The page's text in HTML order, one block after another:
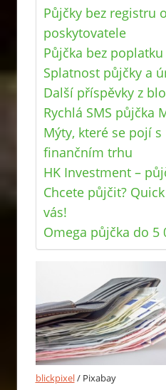
Půjčky bez registru
poskytovatele
Půjčka bez
Splatnost půjčky a
Další příspěvky z
Rychlá SMS půjčka
Mýty, které se pojí
finančním trhu
HK Investment –
Chcete půjčit?
vás!
Omega půjčka do 5
blickpixel/ Pixabay